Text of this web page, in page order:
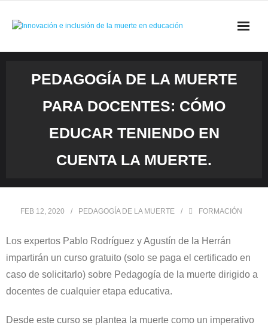
BIBLIOGRAFÍA
FORMACIÓN
TESIS DOCTORALES
CONTACTO
PEDAGOGÍA DE LA MUERTE
PARA DOCENTES: CÓMO
EDUCAR TENIENDO EN
CUENTA LA MUERTE.
FEB 12, 2020 PEDAGOGÍA DE LA MUERTE FORMACIÓN
Los expertos Pablo Rodríguez y Agustín de la Herrán
impartirán un curso gratuito (solo se paga el certificado en
caso de solicitarlo) sobre Pedagogía de la muerte dirigido a
docentes de cualquier etapa educativa.
Desde este curso se plantea la muerte como un imperativo